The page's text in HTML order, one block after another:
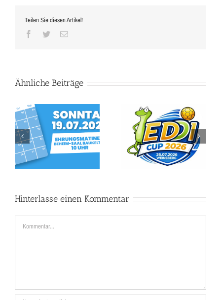
Teilen Sie diesen Artikel!
Facebook
TwitterE-
Ähnliche Beiträge
Edi Cup feiert Premiere –
Handball-Nachwuchs trifft
sich in Weinsberg
Erfolgreiches Rasenturnier
unserer mC-Jugend in
Sulzbach
Hinterlasse einen Kommentar